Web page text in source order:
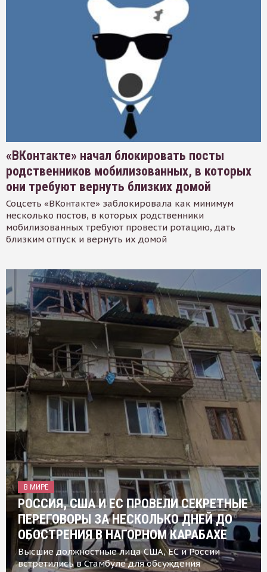
«ВКонтакте» начал блокировать посты
родственников мобилизованных, в которых
они требуют вернуть близких домой
Соцсеть «ВКонтакте» заблокировала как минимум
несколько постов, в которых родственники
мобилизованных требуют провести ротацию, дать
близким отпуск и вернуть их домой
В МИРЕ
РОССИЯ, США И ЕС ПРОВЕЛИ СЕКРЕТНЫЕ
ПЕРЕГОВОРЫ ЗА НЕСКОЛЬКО ДНЕЙ ДО
ОБОСТРЕНИЯ В НАГОРНОМ КАРАБАХЕ
Высшие должностные лица США, ЕС и России
встретились в Стамбуле для обсуждения